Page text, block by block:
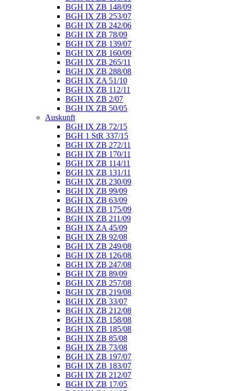
BGH IX ZB 148/09
BGH IX ZB 253/07
BGH IX ZB 242/06
BGH IX ZB 78/09
BGH IX ZB 139/07
BGH IX ZB 160/09
BGH IX ZB 265/11
BGH IX ZB 288/08
BGH IX ZA 51/10
BGH IX ZB 112/11
BGH IX ZB 2/07
BGH IX ZB 50/05
Auskunft
BGH IX ZB 72/15
BGH 1 StR 337/15
BGH IX ZB 272/11
BGH IX ZB 170/11
BGH IX ZB 114/11
BGH IX ZB 131/11
BGH IX ZB 230/09
BGH IX ZB 99/09
BGH IX ZB 63/09
BGH IX ZB 175/09
BGH IX ZB 211/09
BGH IX ZA 45/09
BGH IX ZB 92/08
BGH IX ZB 249/08
BGH IX ZB 126/08
BGH IX ZB 247/08
BGH IX ZB 89/09
BGH IX ZB 257/08
BGH IX ZB 219/08
BGH IX ZB 33/07
BGH IX ZB 212/08
BGH IX ZB 158/08
BGH IX ZB 185/08
BGH IX ZB 85/08
BGH IX ZB 73/08
BGH IX ZB 197/07
BGH IX ZB 183/07
BGH IX ZB 212/07
BGH IX ZB 17/05